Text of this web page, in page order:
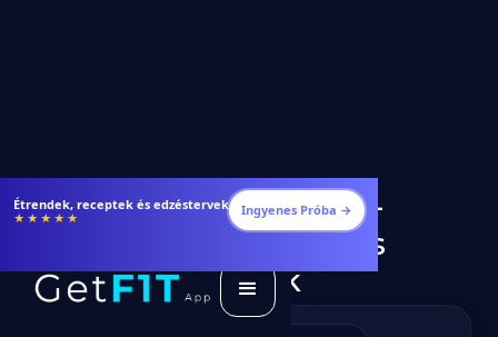
Étrendek, receptek és edzéstervek
★★★★★ Ingyenes Próba →
Fűszeres Kenyér –
Kalóriatartalom és
Tápanyagok